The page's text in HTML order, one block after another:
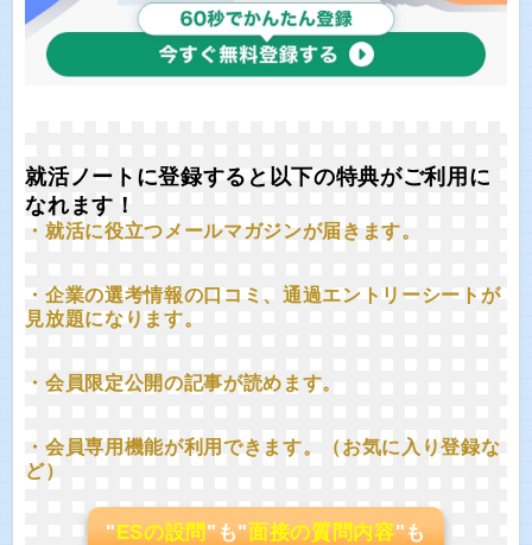
就活ノートに登録すると以下の特典がご利用に
なれます！
・就活に役立つメールマガジンが届きます。
・企業の選考情報の口コミ、通過エントリーシートが
見放題になります。
・会員限定公開の記事が読めます。
・会員専用機能が利用できます。（お気に入り登録な
ど）
"ESの設問"も"面接の質問内容"も